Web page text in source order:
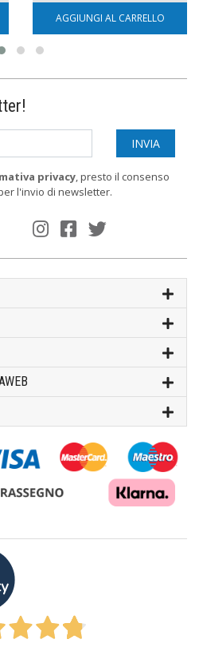
AGGIUNGI AL CARRELLO
privacy, presto il consenso
l'invio di newsletter.